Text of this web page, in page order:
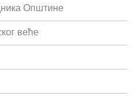
Општине
веће